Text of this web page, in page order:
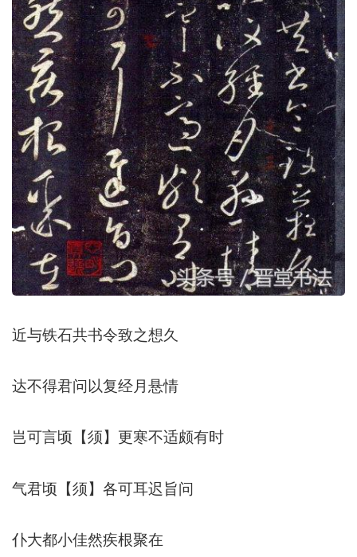
近与铁石共书令致之想久
达不得君问以复经月悬情
岂可言顷【须】更寒不适颇有时
气君顷【须】各可耳迟旨问
仆大都小佳然疾根聚在